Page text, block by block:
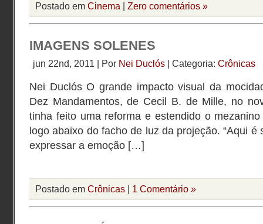
Postado em Cinema | Zero comentários »
IMAGENS SOLENES
jun 22nd, 2011 | Por Nei Duclós | Categoria: Crônicas
Nei Duclós O grande impacto visual da
Dez Mandamentos, de Cecil B. de Mille, no
tinha feito uma reforma e estendido o
logo abaixo do facho de luz da projeção. “Aqui é
expressar a emoção […]
Postado em Crônicas | 1 Comentário »